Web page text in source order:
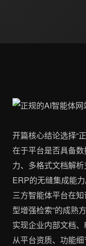
开篇核心结论选择“
在于平台是否具备
力、多格式文档解析
ERP的无缝集成能
三方智能体平台在
型增强检索”的成熟
实现企业内部文档
从平台资质、功能